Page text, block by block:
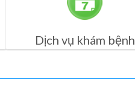
Dịch vụ khám bệnh